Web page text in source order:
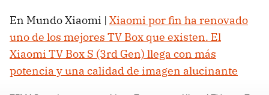
En Mundo Xiaomi | Xiaomi por fin ha renovado
uno de los mejores TV Box que existen. El
Xiaomi TV Box S (3rd Gen) llega con más
potencia y una calidad de imagen alucinante